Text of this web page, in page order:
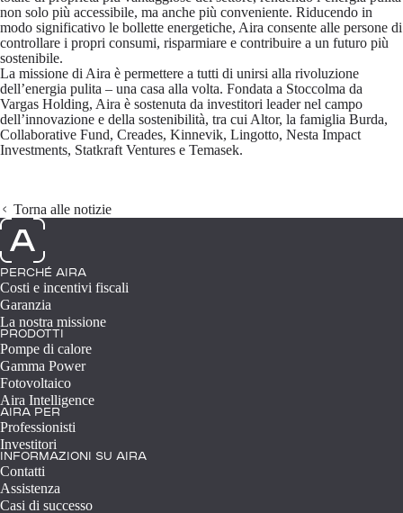
non solo più accessibile, ma anche più conveniente. Riducendo in
modo significativo le bollette energetiche, Aira consente alle persone di
controllare i propri consumi, risparmiare e contribuire a un futuro più
sostenibile.
La missione di Aira è permettere a tutti di unirsi alla rivoluzione
dell’energia pulita – una casa alla volta. Fondata a Stoccolma da
Vargas Holding, Aira è sostenuta da investitori leader nel campo
dell’innovazione e della sostenibilità, tra cui Altor, la famiglia Burda,
Collaborative Fund, Creades, Kinnevik, Lingotto, Nesta Impact
Investments, Statkraft Ventures e Temasek.
Torna alle notizie
PERCHÉ AIRA
Costi e incentivi fiscali
Garanzia
La nostra missione
PRODOTTI
Pompe di calore
Gamma Power
Fotovoltaico
Aira Intelligence
AIRA PER
Professionisti
Investitori
INFORMAZIONI SU AIRA
Contatti
Assistenza
Casi di successo